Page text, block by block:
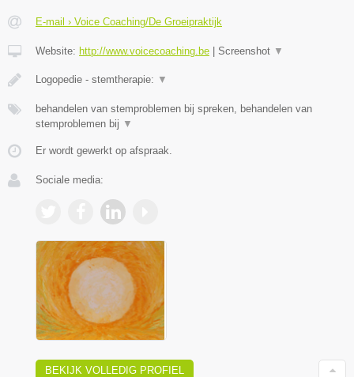
E-mail › Voice Coaching/De Groeipraktijk
Website: http://www.voicecoaching.be Screenshot ▼
Logopedie - stemtherapie: ▼
behandelen van stemproblemen bij spreken, behandelen van
stemproblemen bij ▼
Er wordt gewerkt op afspraak.
Sociale media:
BEKIJK VOLLEDIG PROFIEL